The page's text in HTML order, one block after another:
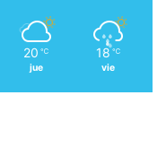
20 ℃
jue
18 ℃
vie